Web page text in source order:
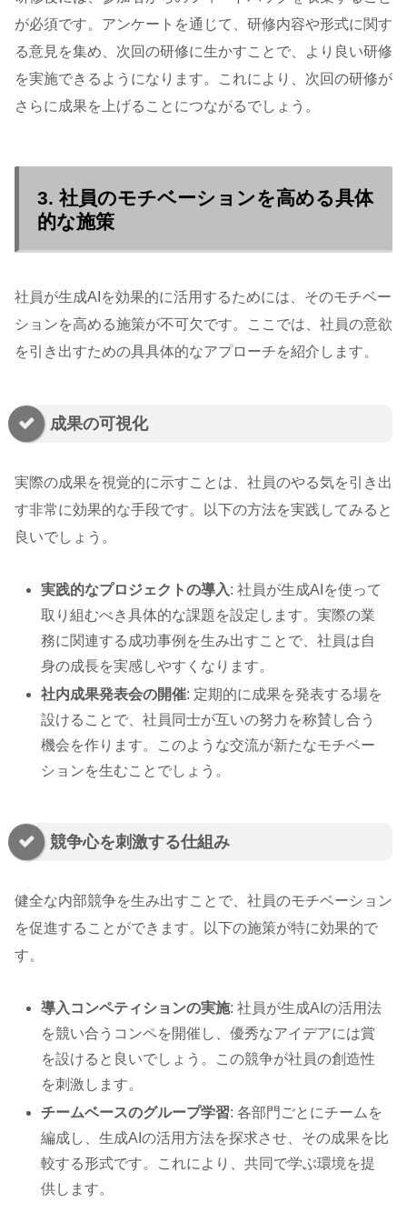
が必須です。アンケートを通じて、研修内容や形式に関す
る意見を集め、次回の研修に生かすことで、より良い研修
を実施できるようになります。これにより、次回の研修が
さらに成果を上げることにつながるでしょう。
3. 社員のモチベーションを高める具体
的な施策
社員が生成AIを効果的に活用するためには、そのモチベー
ションを高める施策が不可欠です。ここでは、社員の意欲
を引き出すための具具体的なアプローチを紹介します。
成果の可視化
実際の成果を視覚的に示すことは、社員のやる気を引き出
す非常に効果的な手段です。以下の方法を実践してみると
良いでしょう。
実践的なプロジェクトの導入: 社員が生成AIを使って
取り組むべき具体的な課題を設定します。実際の業
務に関連する成功事例を生み出すことで、社員は自
身の成長を実感しやすくなります。
社内成果発表会の開催: 定期的に成果を発表する場を
設けることで、社員同士が互いの努力を称賛し合う
機会を作ります。このような交流が新たなモチベー
ションを生むことでしょう。
競争心を刺激する仕組み
健全な内部競争を生み出すことで、社員のモチベーション
を促進することができます。以下の施策が特に効果的で
す。
導入コンペティションの実施: 社員が生成AIの活用法
を競い合うコンペを開催し、優秀なアイデアには賞
を設けると良いでしょう。この競争が社員の創造性
を刺激します。
チームベースのグループ学習: 各部門ごとにチームを
編成し、生成AIの活用方法を探求させ、その成果を比
較する形式です。これにより、共同で学ぶ環境を提
供します。